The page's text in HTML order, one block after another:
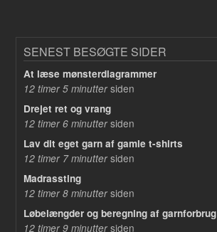
SENEST BESØGTE SIDER
At læse mønsterdiagrammer
12 timer 5 minuttersiden
Drejet ret og vrang
12 timer 6 minuttersiden
Lav dit eget garn af gamle t-shirts
12 timer 7 minuttersiden
Madrassting
12 timer 8 minuttersiden
Løbelængder og beregning af garnforbrug
12 timer 9 minuttersiden